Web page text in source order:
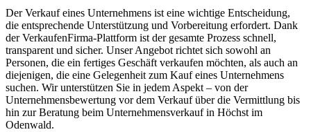
Der Verkauf eines Unternehmens ist eine wichtige Entscheidung,
die entsprechende Unterstützung und Vorbereitung erfordert. Dank
der VerkaufenFirma-Plattform ist der gesamte Prozess schnell,
transparent und sicher. Unser Angebot richtet sich sowohl an
Personen, die ein fertiges Geschäft verkaufen möchten, als auch an
diejenigen, die eine Gelegenheit zum Kauf eines Unternehmens
suchen. Wir unterstützen Sie in jedem Aspekt – von der
Unternehmensbewertung vor dem Verkauf über die Vermittlung bis
hin zur Beratung beim Unternehmensverkauf in Höchst im
Odenwald.